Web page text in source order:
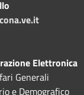
Elettronica
Generali
e Demografico